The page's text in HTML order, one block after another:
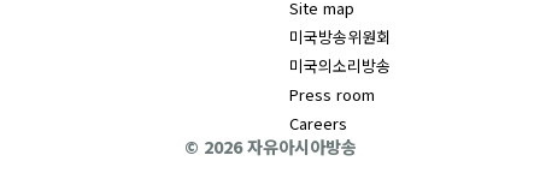
Site map
미국방송위원회
미국의소리방송
Press room
Careers
© 2026 자유아시아방송